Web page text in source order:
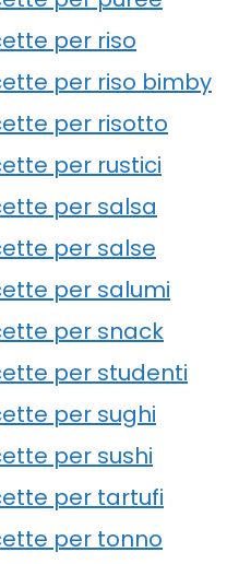
per riso
per riso bimby
per risotto
per rustici
per salsa
per salse
per salumi
per snack
per studenti
per sughi
per sushi
per tartufi
per tonno